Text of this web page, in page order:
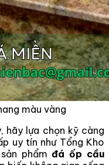
màu vàng
hãy lựa chọn kỹ càng
uy tín như Tổng Kho
phẩmđá ốp cầu